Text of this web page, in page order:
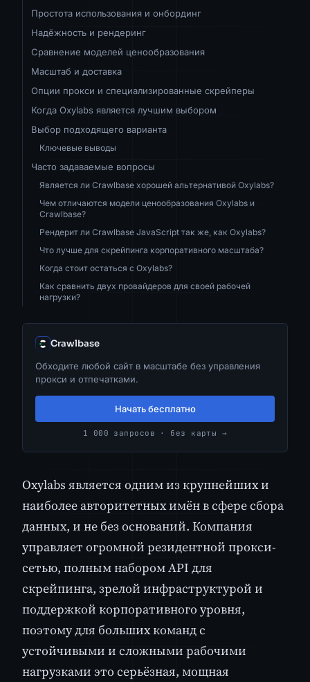
Простота использования и онбординг
Надёжность и рендеринг
Сравнение моделей ценообразования
Масштаб и доставка
Опции прокси и специализированные скрейперы
Когда Oxylabs является лучшим выбором
Выбор подходящего варианта
Ключевые выводы
Часто задаваемые вопросы
Является ли Crawlbase хорошей альтернативой Oxylabs?
Чем отличаются модели ценообразования Oxylabs и
Crawlbase?
Рендерит ли Crawlbase JavaScript так же, как Oxylabs?
Что лучше для скрейпинга корпоративного масштаба?
Когда стоит остаться с Oxylabs?
Как сравнить двух провайдеров для своей рабочей
нагрузки?
Crawlbase
Обходите любой сайт в масштабе без управления
прокси и отпечатками.
Начать бесплатно
1 000 запросов · без карты →
Oxylabs является одним из крупнейших и
наиболее авторитетных имён в сфере сбора
данных, и не без оснований. Компания
управляет огромной резидентной прокси-
сетью, полным набором API для
скрейпинга, зрелой инфраструктурой и
поддержкой корпоративного уровня,
поэтому для больших команд с
устойчивыми и сложными рабочими
нагрузками это серьёзная, мощная